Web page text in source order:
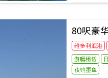
80呎豪
维多利亚港
游艇租赁
夜钓墨鱼